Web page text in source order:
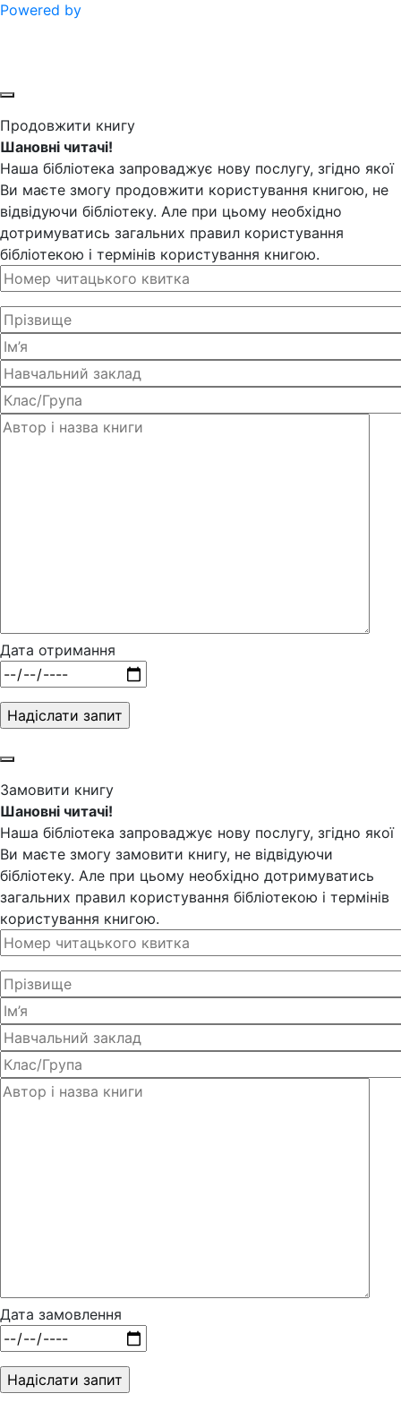
Powered by
Продовжити книгу
Шановні читачі!
Наша бібліотека запроваджує нову послугу, згідно якої
Ви маєте змогу продовжити користування книгою, не
відвідуючи бібліотеку. Але при цьому необхідно
дотримуватись загальних правил користування
бібліотекою і термінів користування книгою.
Дата отримання
Замовити книгу
Шановні читачі!
Наша бібліотека запроваджує нову послугу, згідно якої
Ви маєте змогу замовити книгу, не відвідуючи
бібліотеку. Але при цьому необхідно дотримуватись
загальних правил користування бібліотекою і термінів
користування книгою.
Дата замовлення